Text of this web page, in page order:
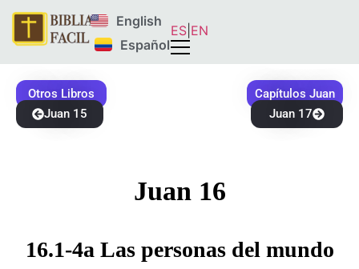
English
Español
ES EN
Otros Libros
Capítulos Juan
Juan 15
Juan 17
Juan 16
16.1-4a Las personas del mundo